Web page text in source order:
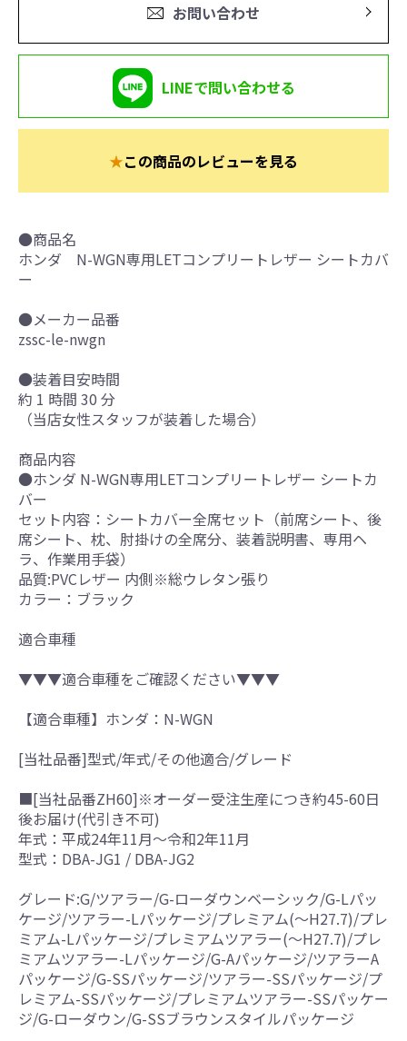
お問い合わせ
LINEで問い合わせる
★この商品のレビューを見る
●商品名
ホンダ N-WGN専用LETコンプリートレザー シートカバ
ー
●メーカー品番
zssc-le-nwgn
●装着目安時間
約 1 時間 30 分
（当店女性スタッフが装着した場合）
商品内容
●ホンダ N-WGN専用LETコンプリートレザー シートカ
バー
セット内容：シートカバー全席セット（前席シート、後
席シート、枕、肘掛けの全席分、装着説明書、専用ヘ
ラ、作業用手袋）
品質:PVCレザー 内側※総ウレタン張り
カラー：ブラック
適合車種
▼▼▼適合車種をご確認ください▼▼▼
【適合車種】ホンダ：N-WGN
[当社品番]型式/年式/その他適合/グレード
■[当社品番ZH60]※オーダー受注生産につき約45-60日
後お届け(代引き不可)
年式：平成24年11月～令和2年11月
型式：DBA-JG1 / DBA-JG2
グレード:G/ツアラー/G-ローダウンベーシック/G-Lパッ
ケージ/ツアラー-Lパッケージ/プレミアム(～H27.7)/プレ
ミアム-Lパッケージ/プレミアムツアラー(～H27.7)/プレ
ミアムツアラー-Lパッケージ/G-Aパッケージ/ツアラーA
パッケージ/G-SSパッケージ/ツアラー-SSパッケージ/プ
レミアム-SSパッケージ/プレミアムツアラー-SSパッケー
ジ/G-ローダウン/G-SSブラウンスタイルパッケージ